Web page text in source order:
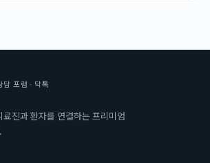
담 포럼 · 닥톡
진과 환자를 연결하는 프리미엄